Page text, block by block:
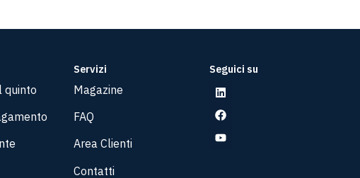
quinto
Servizi
Magazine
FAQ
Area Clienti
Contatti
Seguici su